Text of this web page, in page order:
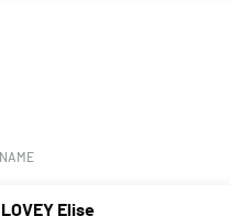
NAME
LOVEY Elise